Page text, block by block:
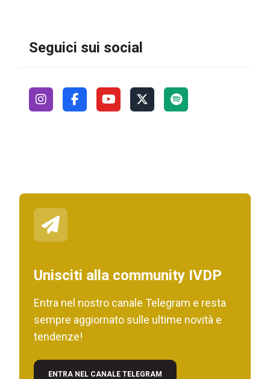
Seguici sui social
Unisciti alla community IVDP
Entra nel nostro canale Telegram e resta
sempre aggiornato sulle ultime novità e
tendenze!
ENTRA NEL CANALE TELEGRAM